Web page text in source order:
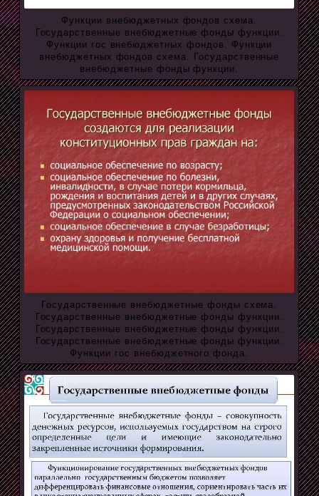
Функции внебюджетных фондов схема.
Государственные внебюджетные фонды функции.
Функции гос внебюджетных фондов. Функции
внебюджетных фондов схема. Государственные
внебюджетные фонды функции.
Государственные внебюджетные фонды схема.
Государственные внебюджетные фонды функции.
Государственные внебюджетные фонды функции.
Государственные внебюджетные фонды функции.
Функции гос внебюджетного фонда.